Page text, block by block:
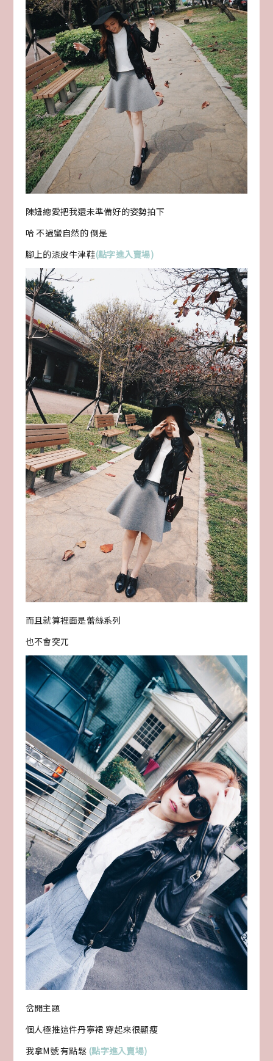
陳妞總愛把我還未準備好的姿勢拍下
哈 不過蠻自然的 倒是
腳上的漆皮牛津鞋(點字進入賣場)
而且就算裡面是蕾絲系列
也不會突兀
岔開主題
個人極推這件丹寧裙 穿起來很顯瘦
我拿M號 有點鬆 (點字進入賣場)